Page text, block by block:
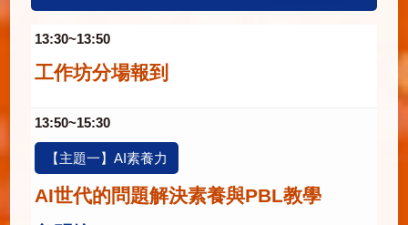
13:30~13:50
工作坊分場報到
13:50~15:30
【主題一】AI素養力
AI世代的問題解決素養與PBL教學